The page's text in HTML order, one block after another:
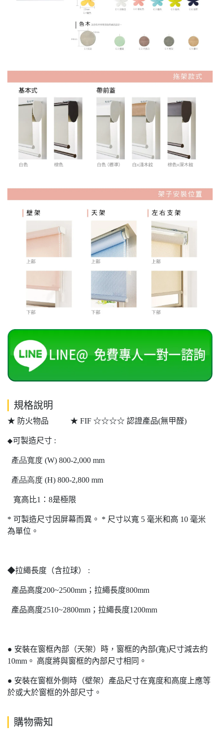
規格說明
★ 防火物品 ★ FIF ☆☆☆☆ 認證產品(無甲醛)
◆可製造尺寸 :
產品寬度 (W) 800-2,000 mm
產品高度 (H) 800-2,800 mm
寬高比1 ： 8是極限
* 可製造尺寸因屏幕而異。 * 尺寸以寬 5 毫米和高 10 毫米
為單位。
◆拉繩長度（含拉球） :
產品高度200~2500mm；拉繩長度800mm
產品高度2510~2800mm；拉繩長度1200mm
● 安裝在窗框內部（天架）時，窗框的內部(寬)尺寸減去約
10mm 。 高度將與窗框的內部尺寸相同。
● 安裝在窗框外側時（壁架）產品尺寸在寬度和高度上應等
於或大於窗框的外部尺寸。
購物需知